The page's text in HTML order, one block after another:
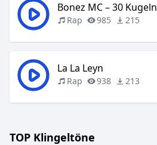
Bonez MC – 30 Kugeln
Rap 985 215
La La Leyn
Rap 938 213
TOP Klingeltöne